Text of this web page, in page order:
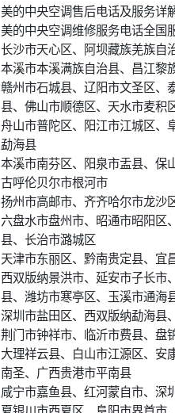
美的中央空调售后电话及服务详
美的中央空调维修服务电话全国
长沙市天心区、阿坝藏族羌族自
本溪市本溪满族自治县、昌江黎
赣州市石城县、辽阳市文圣区、
县、佛山市顺德区、天水市麦积
舟山市普陀区、阳江市江城区、
勐海县
本溪市南芬区、阳泉市盂县、保
古呼伦贝尔市根河市
扬州市高邮市、齐齐哈尔市龙沙
六盘水市盘州市、昭通市昭阳区
县、长治市潞城区
天津市东丽区、黔南贵定县、宜
西双版纳景洪市、延安市子长市
县、潍坊市寒亭区、玉溪市通海
深圳市盐田区、西双版纳勐海县
荆门市钟祥市、临沂市费县、盘
大理祥云县、白山市江源区、安
南圣、广西贵港市平南县
咸宁市嘉鱼县、红河蒙自市、深
夏银川市西夏区、阜阳市界首市